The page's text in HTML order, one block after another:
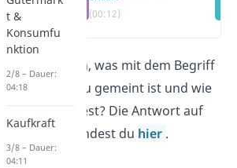
(00:12)
Du willst wissen, was mit dem Begriff
Kaufkraft
genau gemeint ist und wie
du sie berechnest? Die Antwort auf
deine Fragen findest du hier .
t &
Konsumfu
nktion
2/8 – Dauer:
04:18
Kaufkraft
3/8 – Dauer:
04:11